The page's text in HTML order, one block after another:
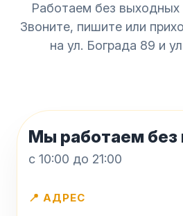
Работаем без выходных
Звоните, пишите или
на ул. Бограда 89 и
Мы работаем
с 10:00 до 21:00
📍 АДРЕС